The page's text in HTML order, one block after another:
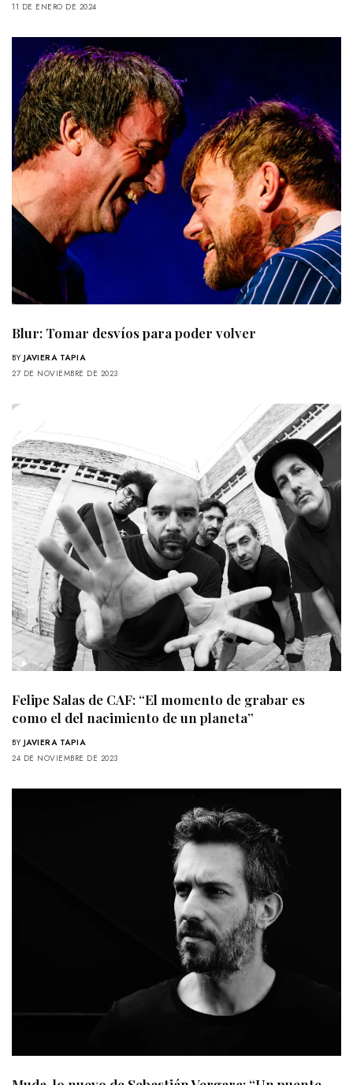
11 DE ENERO DE 2024
Blur: Tomar desvíos para poder volver
BY JAVIERA TAPIA
27 DE NOVIEMBRE DE 2023
Felipe Salas de CAF: “El momento de grabar es
como el del nacimiento de un planeta”
BY JAVIERA TAPIA
24 DE NOVIEMBRE DE 2023